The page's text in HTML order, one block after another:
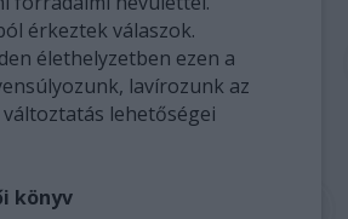
érkeztek válaszok.
élethelyzetben ezen a
lavírozunk az
lehetőségei
könyv